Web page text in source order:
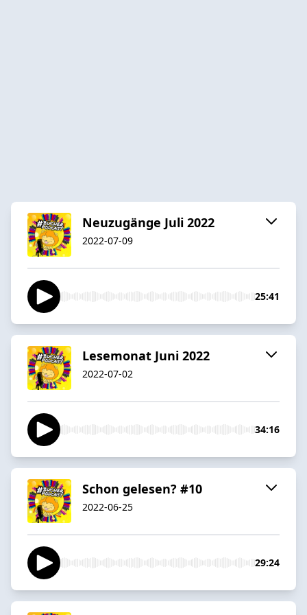
Neuzugänge Juli 2022
2022-07-09
25:41
Lesemonat Juni 2022
2022-07-02
34:16
Schon gelesen? #10
2022-06-25
29:24